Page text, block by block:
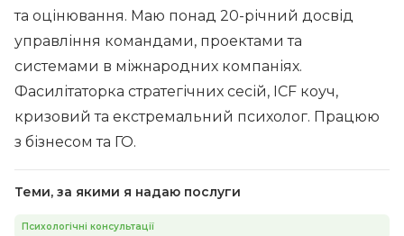
та оцінювання. Маю понад 20-річний досвід
управління командами, проектами та
системами в міжнародних компаніях.
Фасилітаторка стратегічних сесій, ICF коуч,
кризовий та екстремальний психолог. Працюю
з бізнесом та ГО.
Теми, за якими я надаю послуги
Психологічні консультації